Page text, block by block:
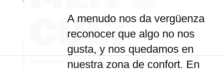
A menudo nos da vergüenza
reconocer que algo no nos
gusta, y nos quedamos en
nuestra zona de confort. En